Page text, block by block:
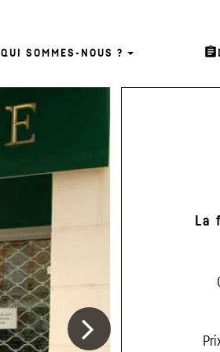
QUI SOMMES-NOUS ? assignment
La